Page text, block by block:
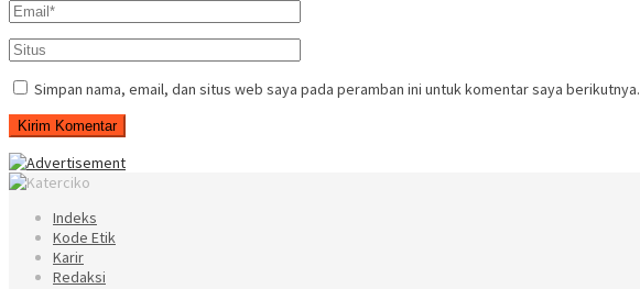
Simpan nama, email, dan situs web saya pada peramban ini untuk komentar saya berikutnya.
Indeks
Kode Etik
Karir
Redaksi